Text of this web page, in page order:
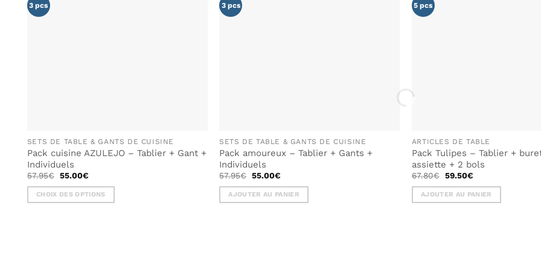
3 pcs
SETS DE TABLE & GANTS DE CUISINE
Pack cuisine AZULEJO – Tablier + Gant +
Individuels
57.95€ Le
initial
était :
57.95€.
55.00€Le
actuel
est :
55.00€.
CHOIX DES OPTIONS
3 pcs
SETS DE TABLE & GANTS DE CUISINE
Pack amoureux – Tablier + Gants +
Individuels
57.95€ Le
initial
était :
57.95€.
55.00€
actuel
est :
55.00€.
AJOUTER AU PANIER
5 pcs
ARTICLES DE TABLE
Pack Tulipes – Tablier +
assiette + 2 bols
67.80€ Le
initial
était :
67.80€.
59.50€Le
actuel
est :
59.50€.
AJOUTER AU PANIER